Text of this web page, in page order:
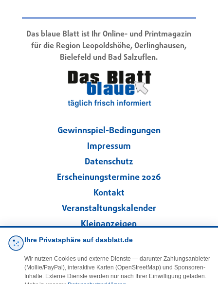
Das blaue Blatt ist Ihr Online- und Printmagazin
für die Region Leopoldshöhe, Oerlinghausen,
Bielefeld und Bad Salzuflen.
Gewinnspiel-Bedingungen
Impressum
Datenschutz
Erscheinungstermine 2026
Kontakt
Veranstaltungskalender
Kleinanzeigen
Folgen Sie uns!
Ihre Privatsphäre auf dasblatt.de
Wir nutzen Cookies und externe Dienste — darunter Zahlungsanbieter
(Mollie/PayPal), interaktive Karten (OpenStreetMap) und Sponsoren-
Inhalte. Externe Dienste werden nur nach Ihrer Einwilligung geladen.